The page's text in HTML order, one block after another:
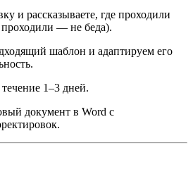
и рассказываете, где проходили
проходили — не беда).
шаблон и адаптируем его
1–3 дней.
документ в Word с